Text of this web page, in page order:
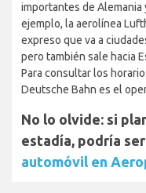
importantes de Alemania
ejemplo, la aerolínea
expreso que va a
pero también sale hacia
Para consultar los
Deutsche Bahn es el
No lo olvide: si
estadía, podría
automóvil en